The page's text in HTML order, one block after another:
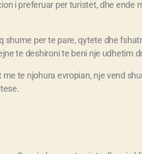
i preferuar per turistet, dhe ende
shume per te pare, qytete dhe
te deshironi te beni nje udhetim
te njohura evropian, nje vend